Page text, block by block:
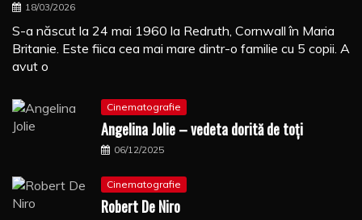
18/03/2026
S-a născut la 24 mai 1960 la Redruth, Cornwall în Maria
Britanie. Este fiica cea mai mare dintr-o familie cu 5 copii. A
avut o
Cinematografie
Angelina Jolie – vedeta dorită de toți
06/12/2025
Cinematografie
Robert De Niro